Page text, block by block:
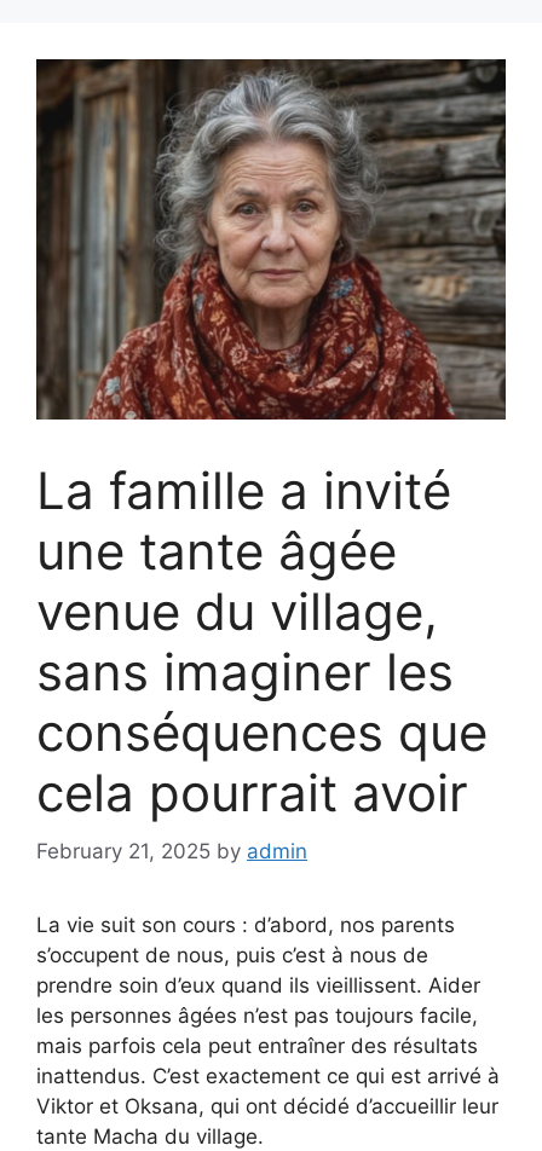
La famille a invité
une tante âgée
venue du village,
sans imaginer les
conséquences que
cela pourrait avoir
February 21, 2025 by admin
La vie suit son cours : d’abord, nos parents
s’occupent de nous, puis c’est à nous de
prendre soin d’eux quand ils vieillissent. Aider
les personnes âgées n’est pas toujours facile,
mais parfois cela peut entraîner des résultats
inattendus. C’est exactement ce qui est arrivé à
Viktor et Oksana, qui ont décidé d’accueillir leur
tante Macha du village.